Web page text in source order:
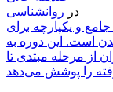
در روانشناسی
و یکپارچه برای
است. این دوره به
از مرحله مبتدی تا
را پوشش می‌دهد